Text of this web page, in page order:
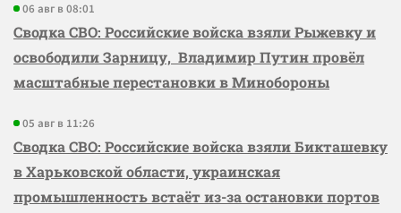
06 авг в 08:01
Сводка СВО: Российские войска взяли Рыжевку и
освободили Зарницу, Владимир Путин провёл
масштабные перестановки в Минобороны
05 авг в 11:26
Сводка СВО: Российские войска взяли Бикташевку
в Харьковской области, украинская
промышленность встаёт из-за остановки портов